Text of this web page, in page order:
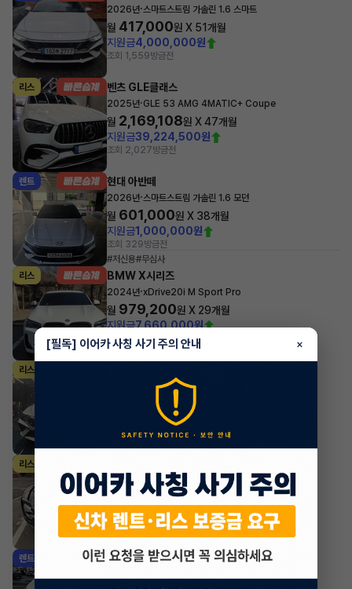
2026년·스마트스트림 가솔린 1.6 스마트
월 417,000원 X 51개월
지원금4,000,000원
조회 1,559방금전
리스 벤츠 GLE클래스
2025년·GLE 53 AMG 4MATIC+ Coupe
월 2,169,108원 X47개월
지원금39,224,500원
조회 2,027방금전
렌트 현대 아반떼
2026년·스마트스트림 가솔린 1.6 모던
월 601,000원 X 38개월
지원금1,000,000원
조회 329방금전
#저신용#무심사
리스
BMW X시리즈
2024년·xDrive20i M Sport Pro
월 979,200원 X 29개월
지원금7,660,000원
조회 2,979방금전
리스
스마트스트림 가솔린 1.6 인스퍼레이션
450,100 원 X23
방금전
리스
2023년 Taycan
월 1,933,380 원 X24 개월
지원금7,000,000원
조회 3,963 방금전
렌트 제네시스 GV70
[필독] 이어카 사칭 사기 주의 안내 ×